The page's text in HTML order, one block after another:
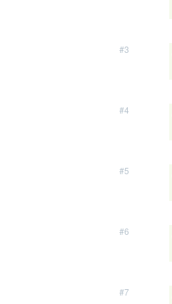
#3
#4
#5
#6
#7